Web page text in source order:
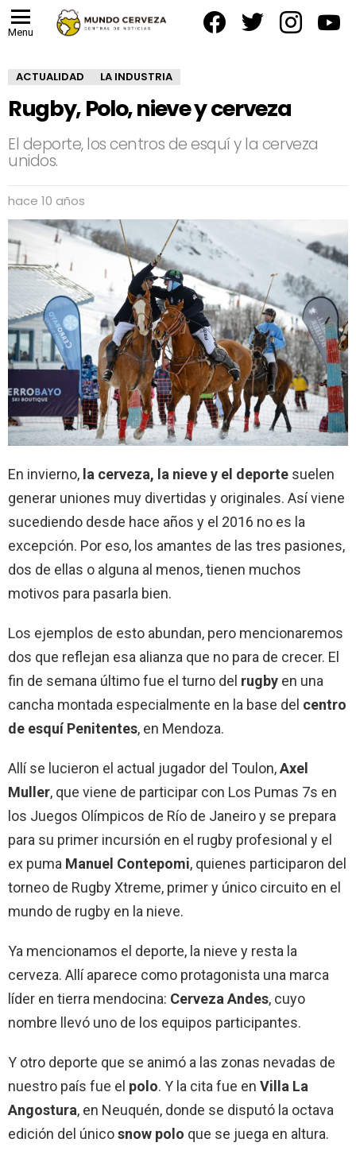
Menu
ACTUALIDAD LA INDUSTRIA
Rugby, Polo, nieve y cerveza
El deporte, los centros de esquí y la cerveza
unidos.
hace 10 años
En invierno, la cerveza, la nieve y el deporte suelen
generar uniones muy divertidas y originales. Así viene
sucediendo desde hace años y el 2016 no es la
excepción. Por eso, los amantes de las tres pasiones,
dos de ellas o alguna al menos, tienen muchos
motivos para pasarla bien.
Los ejemplos de esto abundan, pero mencionaremos
dos que reflejan esa alianza que no para de crecer. El
fin de semana último fue el turno del rugby en una
cancha montada especialmente en la base del centro
de esquí Penitentes, en Mendoza.
Allí se lucieron el actual jugador del Toulon,Axel
Muller, que viene de participar con Los Pumas 7s en
los Juegos Olímpicos de Río de Janeiro y se prepara
para su primer incursión en el rugby profesional y el
ex puma Manuel Contepomi, quienes participaron del
torneo de Rugby Xtreme, primer y único circuito en el
mundo de rugby en la nieve.
Ya mencionamos el deporte, la nieve y resta la
cerveza. Allí aparece como protagonista una marca
líder en tierra mendocina: Cerveza Andes, cuyo
nombre llevó uno de los equipos participantes.
Y otro deporte que se animó a las zonas nevadas de
nuestro país fue el polo. Y la cita fue en Villa La
Angostura, en Neuquén, donde se disputó la octava
edición del únicosnow polo que se juega en altura.